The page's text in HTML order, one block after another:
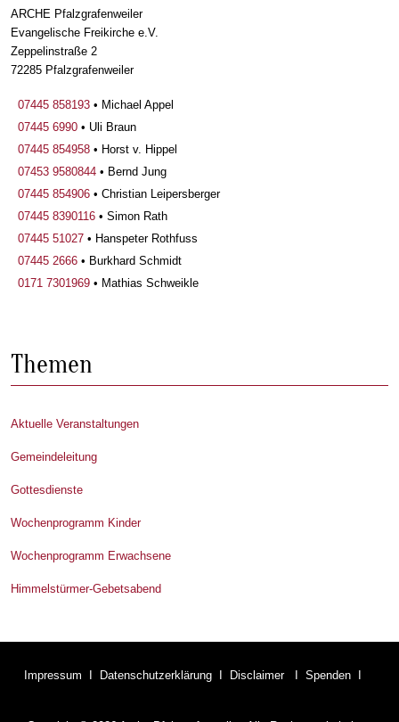
ARCHE Pfalzgrafenweiler
Evangelische Freikirche e.V.
Zeppelinstraße 2
72285 Pfalzgrafenweiler
07445 858193 • Michael Appel
07445 6990 • Uli Braun
07445 854958 • Horst v. Hippel
07453 9580844 • Bernd Jung
07445 854906 • Christian Leipersberger
07445 8390116 • Simon Rath
07445 51027 • Hanspeter Rothfuss
07445 2666 • Burkhard Schmidt
0171 7301969 • Mathias Schweikle
Themen
Aktuelle Veranstaltungen
Gemeindeleitung
Gottesdienste
Wochenprogramm Kinder
Wochenprogramm Erwachsene
Himmelstürmer-Gebetsabend
Impressum DatenschutzerklärungI DisclaimerI SpendenI